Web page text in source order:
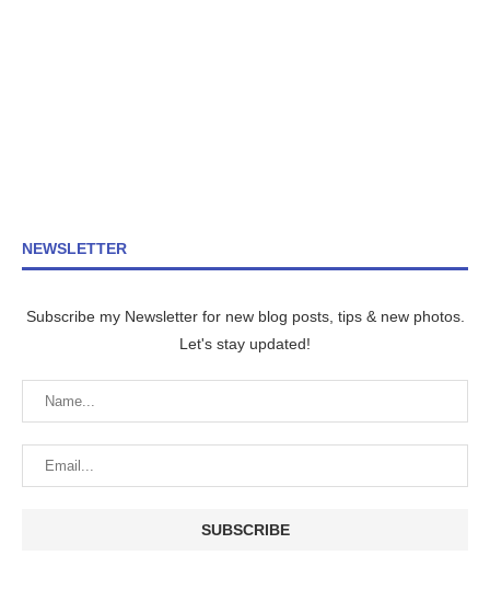
NEWSLETTER
Subscribe my Newsletter for new blog posts, tips & new photos.
Let's stay updated!